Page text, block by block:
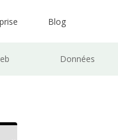
Blog
Données